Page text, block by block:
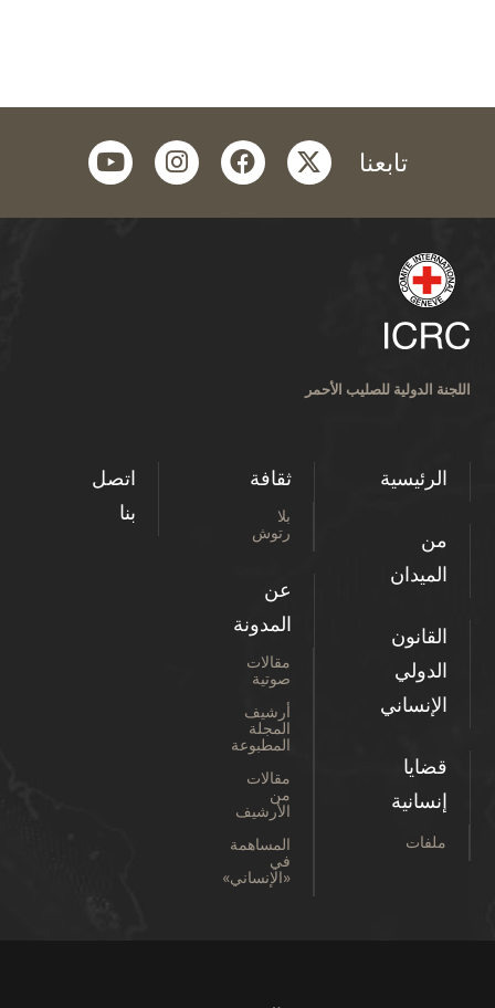
تابعنا twitter
facebook
instagram
youtube
اللجنة الدولية للصليب الأحمر
الرئيسية
من
الميدان
القانون
الدولي
الإنساني
قضايا
إنسانية
ملفات
ثقافة
بلا
رتوش
عن
المدونة
مقالات
صوتية
أرشيف
المجلة
المطبوعة
مقالات
من
الأرشيف
المساهمة
في
«الإنساني»
اتصل
بنا